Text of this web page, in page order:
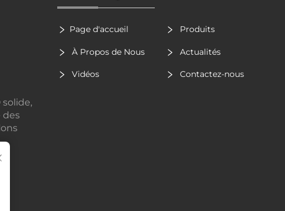
des
Page d'accueil Produits
À Propos de Nous Actualités
Vidéos Contactez-nous